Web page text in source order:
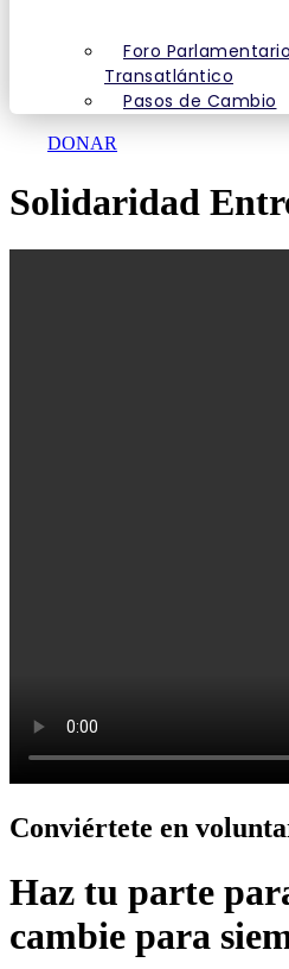
Foro Parlamentario
Transatlántico
Pasos de Cambio
DONAR
Solidaridad
Conviértete en
Haz tu parte
cambie para